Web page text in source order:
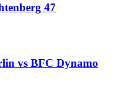
47
vs BFC Dynamo